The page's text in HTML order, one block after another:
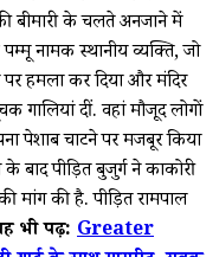
बीमारी के चलते अनजाने में
नामक स्थानीय व्यक्ति, जो
हमला कर दिया और मंदिर
दीं. वहां मौजूद लोगों
पेशाब चाटने पर मजबूर किया
पीड़ित बुजुर्ग ने काकोरी
मांग की है. पीड़ित रामपाल
भी पढ़ें: Greater